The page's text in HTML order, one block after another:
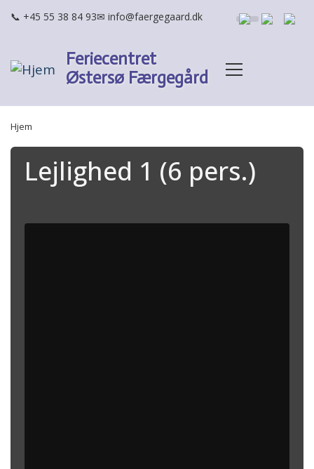
Gå til hovedindhold
+45 55 38 84 93 info@faergegaard.dk
Feriecentret
Østersø Færgegård
BRØDKRUMME
Hjem
Lejlighed 1 (6 pers.)